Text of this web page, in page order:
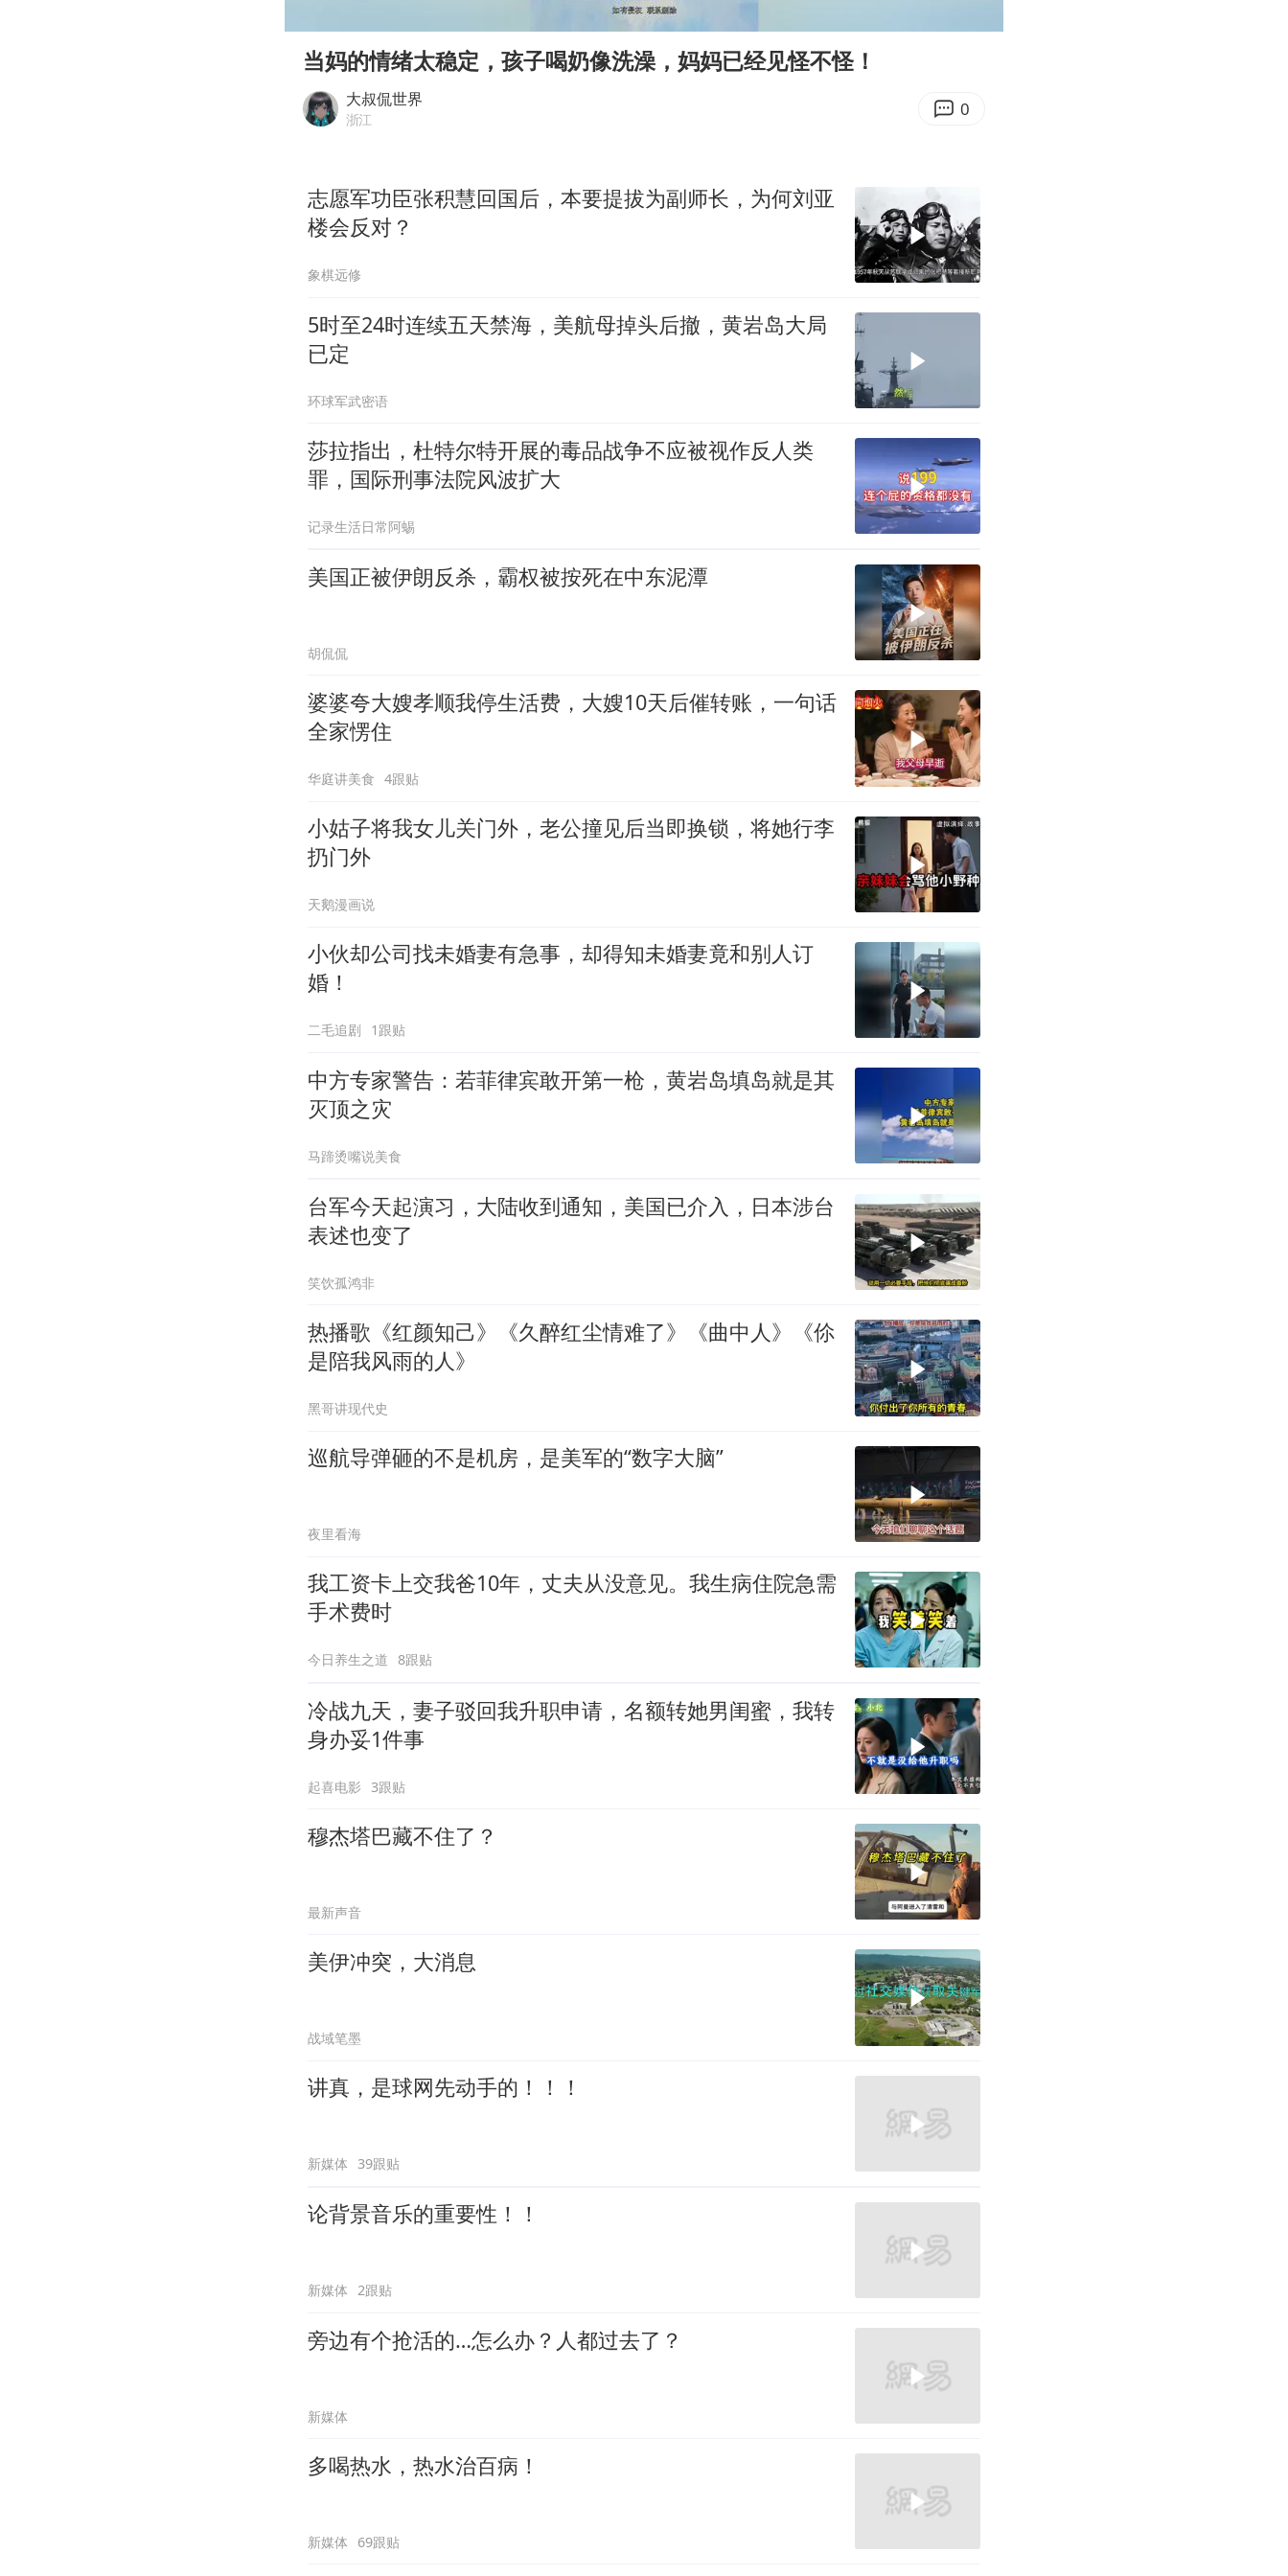
泰国一女公务员妆容引争议 本人回应
24小时不关空调 电费会更低吗
哪吒汽车南宁工厂设备降价20%拍卖
当妈的情绪太稳定，孩子喝奶像洗澡，妈妈已经见怪不怪！
大叔侃世界
浙江 0
志愿军功臣张积慧回国后，本要提拔为副师长，为何刘亚
楼会反对？
象棋远修
5时至24时连续五天禁海，美航母掉头后撤，黄岩岛大局
已定
环球军武密语
莎拉指出，杜特尔特开展的毒品战争不应被视作反人类
罪，国际刑事法院风波扩大
记录生活日常阿蜴
美国正被伊朗反杀，霸权被按死在中东泥潭
胡侃侃
婆婆夸大嫂孝顺我停生活费，大嫂10天后催转账，一句话
全家愣住
华庭讲美食 4跟贴
小姑子将我女儿关门外，老公撞见后当即换锁，将她行李
扔门外
天鹅漫画说
小伙却公司找未婚妻有急事，却得知未婚妻竟和别人订
婚！
二毛追剧 1跟贴
中方专家警告：若菲律宾敢开第一枪，黄岩岛填岛就是其
灭顶之灾
马蹄烫嘴说美食
台军今天起演习，大陆收到通知，美国已介入，日本涉台
表述也变了
笑饮孤鸿非
热播歌《红颜知己》《久醉红尘情难了》《曲中人》《伱
是陪我风雨的人》
黑哥讲现代史
巡航导弹砸的不是机房，是美军的“数字大脑”
夜里看海
我工资卡上交我爸10年，丈夫从没意见。我生病住院急需
手术费时
今日养生之道 8跟贴
冷战九天，妻子驳回我升职申请，名额转她男闺蜜，我转
身办妥1件事
起喜电影 3跟贴
穆杰塔巴藏不住了？
最新声音
美伊冲突，大消息
战域笔墨
讲真，是球网先动手的！！！
新媒体 39跟贴
论背景音乐的重要性！！
新媒体 2跟贴
旁边有个抢活的…怎么办？人都过去了？
新媒体
多喝热水，热水治百病！
新媒体 69跟贴